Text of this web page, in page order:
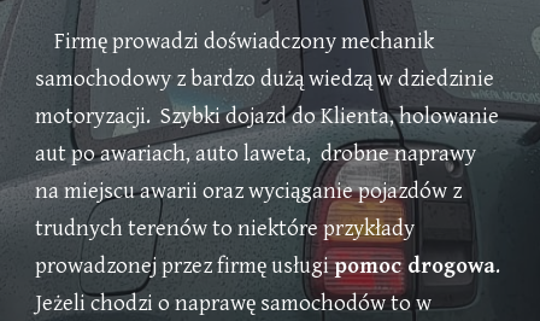
Firmę prowadzi doświadczony mechanik
samochodowy z bardzo dużą wiedzą w dziedzinie
motoryzacji. Szybki dojazd doKlienta, holowanie
aut po awariach, auto laweta, drobne naprawy
na miejscu awarii oraz wyciąganie pojazdów z
trudnych terenów to niektóre przykłady
prowadzonej przez firmę usługipomoc drogowa.
Jeżeli chodzi o naprawę samochodów to w